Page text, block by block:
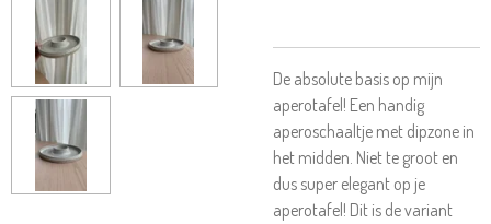
De absolute basis op mijn
aperotafel! Een handig
aperoschaaltje met dipzone in
het midden. Niet te groot en
dus super elegant op je
aperotafel! Dit is de variant